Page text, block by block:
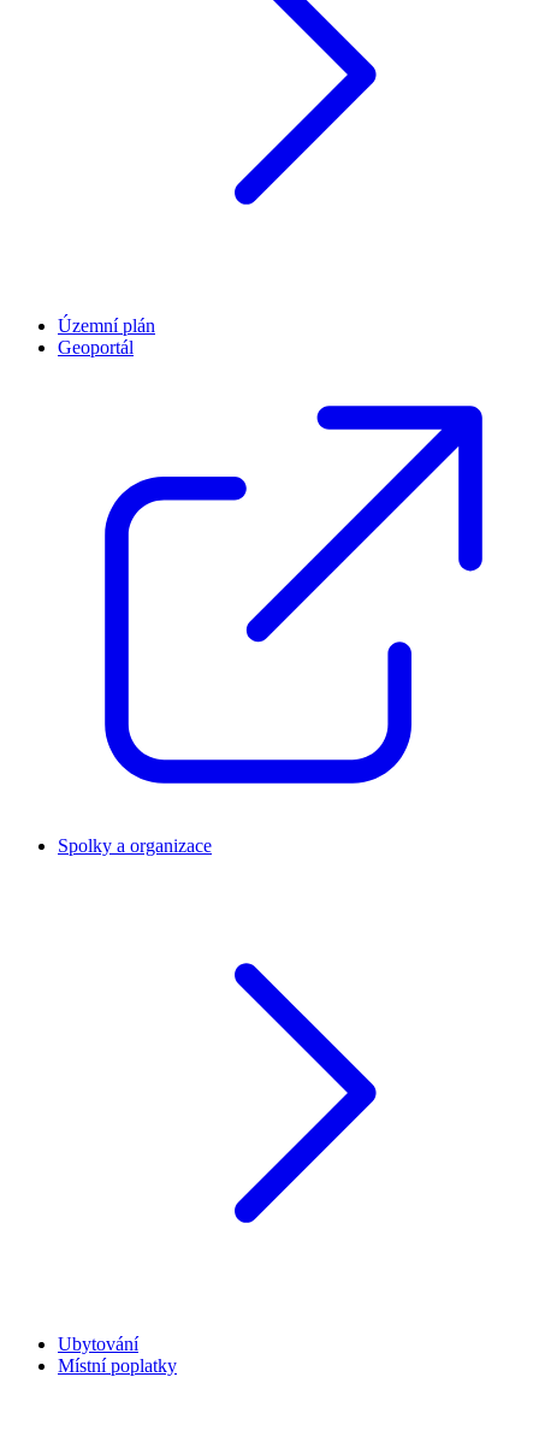
Územní plán
Geoportál
Spolky a organizace
Ubytování
Místní poplatky